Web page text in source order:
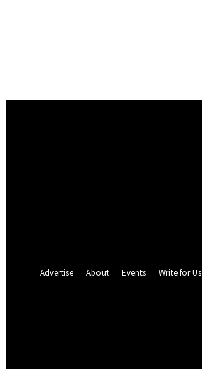
Advertise About Events Write for Us